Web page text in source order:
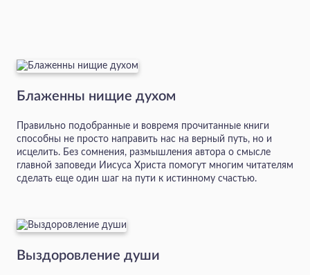
Блаженны нищие духом
Правильно подобранные и вовремя прочитанные книги
способны не просто направить нас на верный путь, но и
исцелить. Без сомнения, размышления автора о смысле
главной заповеди Иисуса Христа помогут многим читателям
сделать еще один шаг на пути к истинному счастью.
Выздоровление души